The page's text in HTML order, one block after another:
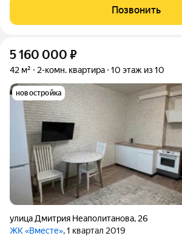
времени и предлагаем квартиры с уже
отделкой. Заезжайте и живите! ЖК
Позвонить
5 160 000 ₽
42 м² 2-комн. квартира 10 этаж из 10
новостройка
улица Дмитрия Неаполитанова, 26
ЖК «Вместе», 1 квартал 2019